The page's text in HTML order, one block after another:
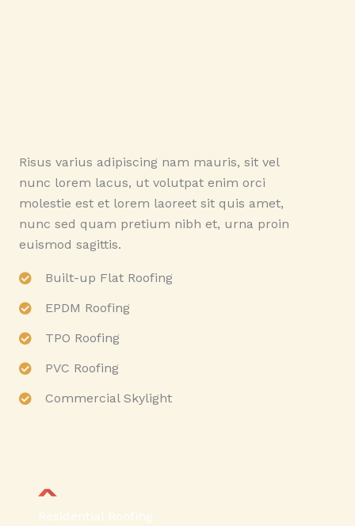
Risus varius adipiscing nam mauris, sit vel
nunc lorem lacus, ut volutpat enim orci
molestie est et lorem laoreet sit quis amet,
nunc sed quam pretium nibh et, urna proin
euismod sagittis.
Built-up Flat Roofing
EPDM Roofing
TPO Roofing
PVC Roofing
Commercial Skylight
Residential Roofing